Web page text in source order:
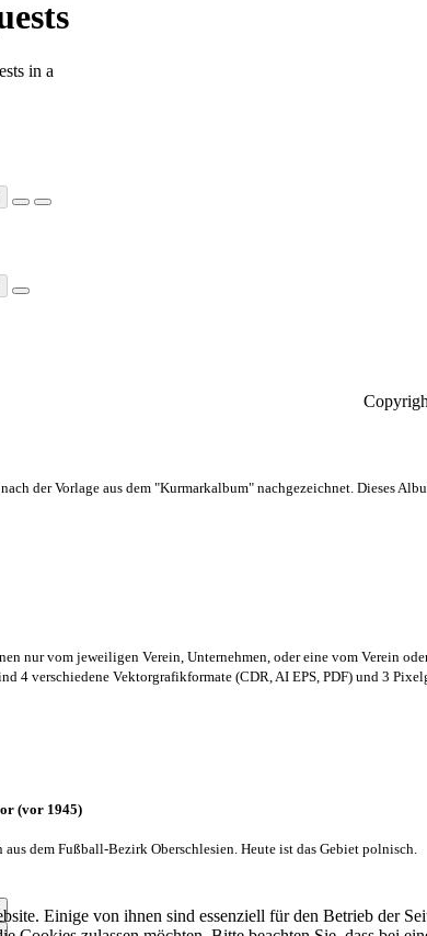
Einige von ihnen sind essenziell für den Betrieb der
der Vorlage aus dem "Kurmarkalbum" nachgezeichnet. Dieses
nur vom jeweiligen Verein, Unternehmen, oder eine vom Verein
4 verschiedene Vektorgrafikformate (CDR, AI EPS, PDF) und 3
(vor 1945)
dem Fußball-Bezirk Oberschlesien. Heute ist das Gebiet polnisch.